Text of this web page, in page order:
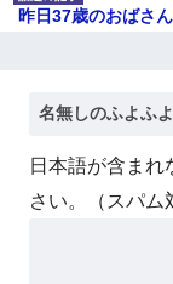
昨日37歳のおばさ
日本語が含ま
さい。（スパム